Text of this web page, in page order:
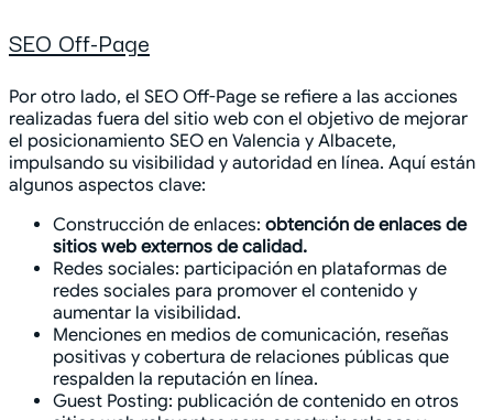
SEO Off-Page
Por otro lado, el SEO Off-Page se refiere a las acciones
realizadas fuera del sitio web con el objetivo de mejorar
el posicionamiento SEO en Valencia y Albacete,
impulsando su visibilidad y autoridad en línea. Aquí están
algunos aspectos clave:
Construcción de enlaces: obtención de enlaces de
sitios web externos de calidad.
Redes sociales: participación en plataformas de
redes sociales para promover el contenido y
aumentar la visibilidad.
Menciones en medios de comunicación, reseñas
positivas y cobertura de relaciones públicas que
respalden la reputación en línea.
Guest Posting: publicación de contenido en otros